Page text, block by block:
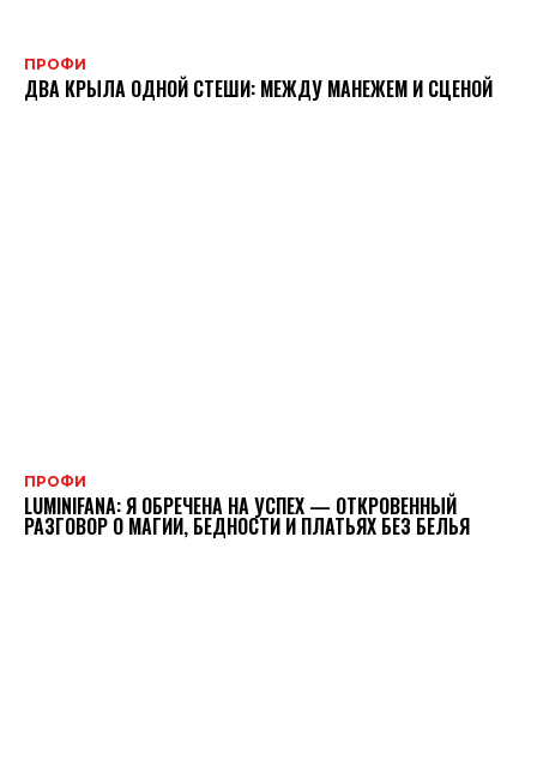
ПРОФИ
ДВА КРЫЛА ОДНОЙ СТЕШИ: МЕЖДУ МАНЕЖЕМ И СЦЕНОЙ
ПРОФИ
LUMINIFANA: Я ОБРЕЧЕНА НА УСПЕХ — ОТКРОВЕННЫЙ
РАЗГОВОР О МАГИИ, БЕДНОСТИ И ПЛАТЬЯХ БЕЗ БЕЛЬЯ